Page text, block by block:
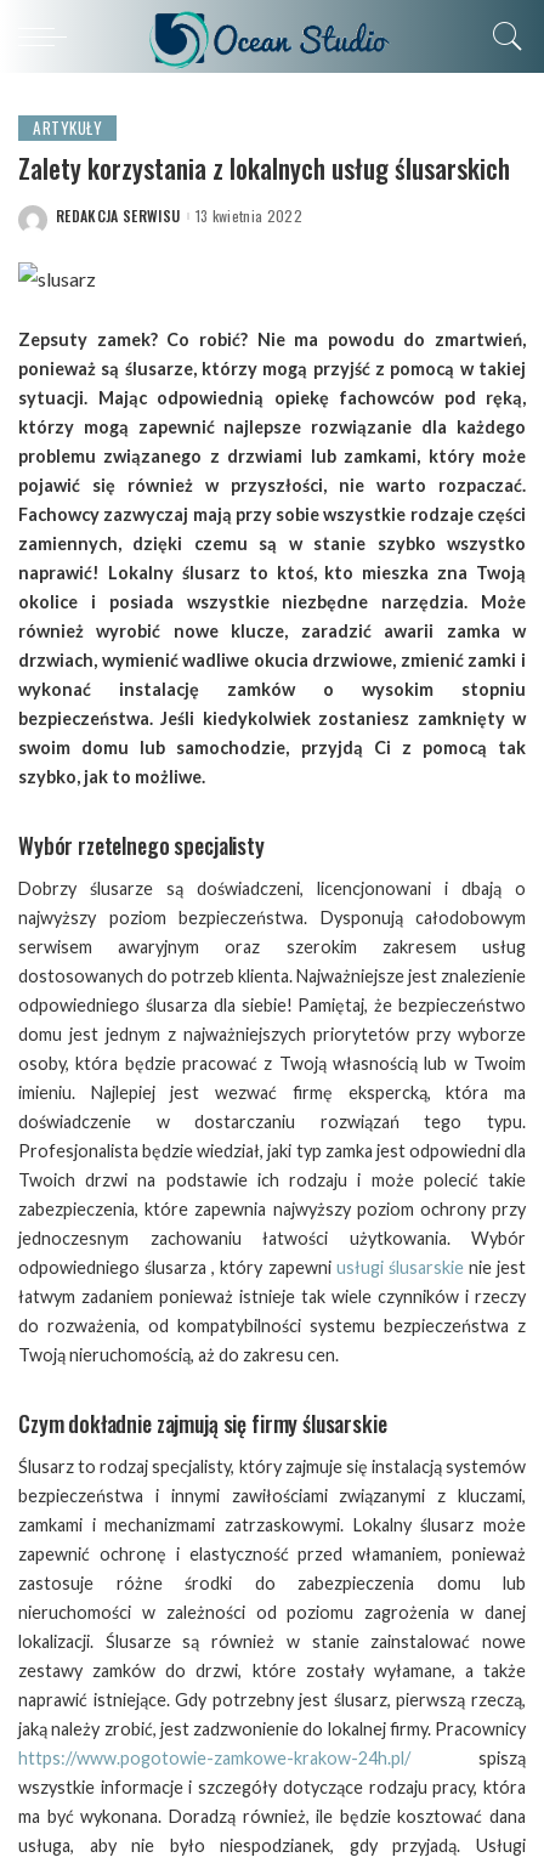
ARTYKUŁY
Zalety korzystania z lokalnych usług ślusarskich
POSTED
REDAKCJA SERWISU 13 kwietnia 2022
Zepsuty zamek? Co robić? Nie ma powodu do zmartwień,
ponieważ są ślusarze, którzy mogą przyjść z pomocą w takiej
sytuacji. Mając odpowiednią opiekę fachowców pod ręką,
którzy mogą zapewnić najlepsze rozwiązanie dla każdego
problemu związanego z drzwiami lub zamkami, który może
pojawić się również w przyszłości, nie warto rozpaczać.
Fachowcy zazwyczaj mają przy sobie wszystkie rodzaje części
zamiennych, dzięki czemu są w stanie szybko wszystko
naprawić! Lokalny ślusarz to ktoś, kto mieszka zna Twoją
okolice i posiada wszystkie niezbędne narzędzia. Może
również wyrobić nowe klucze, zaradzić awarii zamka w
drzwiach, wymienić wadliwe okucia drzwiowe, zmienić zamki i
wykonać instalację zamków o wysokim stopniu
bezpieczeństwa. Jeśli kiedykolwiek zostaniesz zamknięty w
swoim domu lub samochodzie, przyjdą Ci z pomocą tak
szybko, jak to możliwe.
​Wybór rzetelnego specjalisty
Dobrzy ślusarze są doświadczeni, licencjonowani i dbają o
najwyższy poziom bezpieczeństwa. Dysponują całodobowym
serwisem awaryjnym oraz szerokim zakresem usług
dostosowanych do potrzeb klienta. Najważniejsze jest znalezienie
odpowiedniego ślusarza dla siebie! Pamiętaj, że bezpieczeństwo
domu jest jednym z najważniejszych priorytetów przy wyborze
osoby, która będzie pracować z Twoją własnością lub w Twoim
imieniu. Najlepiej jest wezwać firmę ekspercką, która ma
doświadczenie w dostarczaniu rozwiązań tego typu.
Profesjonalista będzie wiedział, jaki typ zamka jest odpowiedni dla
Twoich drzwi na podstawie ich rodzaju i może polecić takie
zabezpieczenia, które zapewnia najwyższy poziom ochrony przy
jednoczesnym zachowaniu łatwości użytkowania. Wybór
odpowiedniego ślusarza , który zapewni usługi ślusarskienie jest
łatwym zadaniem ponieważ istnieje tak wiele czynników i rzeczy
do rozważenia, od kompatybilności systemu bezpieczeństwa z
Twoją nieruchomością, aż do zakresu cen.
​Czym dokładnie zajmują się firmy ślusarskie
Ślusarz to rodzaj specjalisty, który zajmuje się instalacją systemów
bezpieczeństwa i innymi zawiłościami związanymi z kluczami,
zamkami i mechanizmami zatrzaskowymi. Lokalny ślusarz może
zapewnić ochronę i elastyczność przed włamaniem, ponieważ
zastosuje różne środki do zabezpieczenia domu lub
nieruchomości w zależności od poziomu zagrożenia w danej
lokalizacji. Ślusarze są również w stanie zainstalować nowe
zestawy zamków do drzwi, które zostały wyłamane, a także
naprawić istniejące. Gdy potrzebny jest ślusarz, pierwszą rzeczą,
jaką należy zrobić, jest zadzwonienie do lokalnej firmy. Pracownicy
https://www.pogotowie-zamkowe-krakow-24h.pl/spiszą
wszystkie informacje i szczegóły dotyczące rodzaju pracy, która
ma być wykonana. Doradzą również, ile będzie kosztować dana
usługa, aby nie było niespodzianek, gdy przyjadą. Usługi